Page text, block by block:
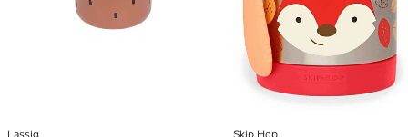
Lassig Skip Hop